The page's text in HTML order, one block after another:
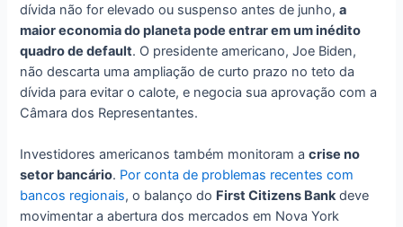
dívida não for elevado ou suspenso antes de junho,a
maior economia do planeta pode entrar em um inédito
quadro de default. O presidente americano, Joe Biden,
não descarta uma ampliação de curto prazo no teto da
dívida para evitar o calote, e negocia sua aprovação com a
Câmara dos Representantes.
Investidores americanos também monitoram acrise no
setor bancário. Por conta de problemas recentes com
bancos regionais, o balanço do First Citizens Bankdeve
movimentar a abertura dos mercados em Nova York